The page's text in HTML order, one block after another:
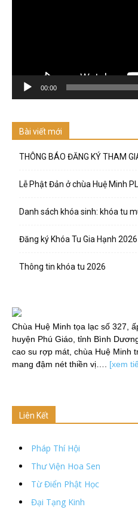
00:00
Bài viết mới
THÔNG BÁO ĐĂNG KÝ THAM
Lễ Phật Đản ở chùa Huệ Minh
Danh sách khóa sinh: khóa tu
Đăng ký Khóa Tu Gia Hạnh
Thông tin khóa tu 2026
Chùa Huệ Minh tọa lạc số 327,
huyện Phú Giáo, tỉnh Bình
cao su rợp mát, chùa Huệ Minh
mang đậm nét thiền vị…. [xem
Liên Kết
Pháp Thí Hội
Thư Viện Hoa Sen
Từ Điển Phật Học
Đại Tạng Kinh